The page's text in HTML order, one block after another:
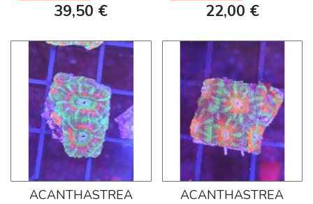
39,50 € 22,00 €
ACANTHASTREA ACANTHASTREA